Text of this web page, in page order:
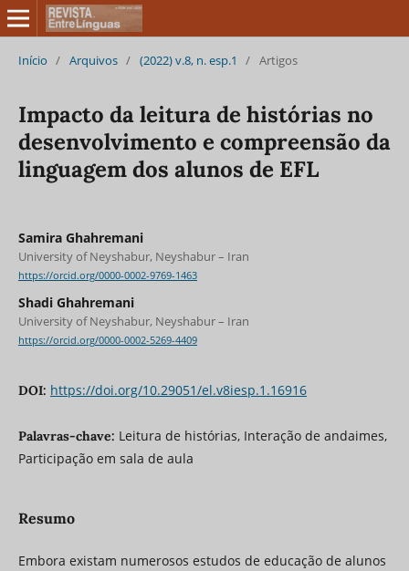
Início / Arquivos / (2022) v.8, n. esp.1 / Artigos
Impacto da leitura de histórias no
desenvolvimento e compreensão da
linguagem dos alunos de EFL
Samira Ghahremani
University of Neyshabur, Neyshabur – Iran
https://orcid.org/0000-0002-9769-1463
Shadi Ghahremani
University of Neyshabur, Neyshabur – Iran
https://orcid.org/0000-0002-5269-4409
DOI: https://doi.org/10.29051/el.v8iesp.1.16916
Palavras-chave: Leitura de histórias, Interação de andaimes,
Participação em sala de aula
Resumo
Embora existam numerosos estudos de educação de alunos